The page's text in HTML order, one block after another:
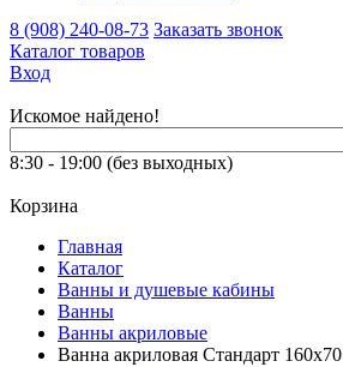
8 (908) 240-08-73 Заказать звонок
Каталог товаров
Вход
Искомое найдено!
8:30 - 19:00 (без выходных)
Корзина
Главная
Каталог
Ванны и душевые кабины
Ванны
Ванны акриловые
Ванна акриловая Стандарт 160х70